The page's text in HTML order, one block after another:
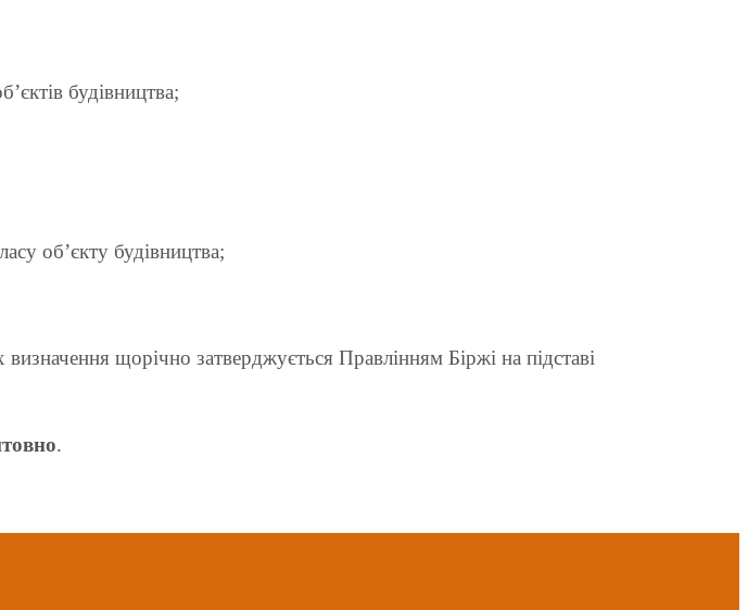
будівництва;
об’єкту будівництва;
щорічно затверджується Правлінням Біржі на підставі
.